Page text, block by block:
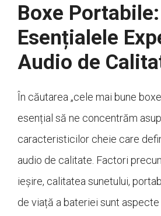
Boxe Portabile:
Esențialele
Audio de
În căutarea „cele mai bune
esențial să ne concentrăm
caracteristicilor cheie care
audio de calitate. Factori
ieșire, calitatea sunetului,
de viață a bateriei sunt